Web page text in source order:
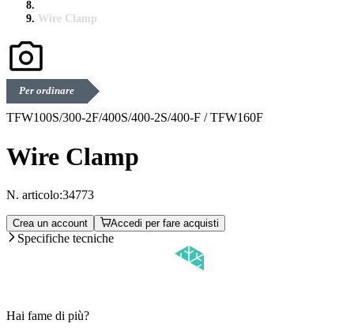
Wire Clamp
Per ordinare
TFW100S/300-2F/400S/400-2S/400-F / TFW160F
Wire Clamp
N. articolo:34773
Crea un account Accedi per fare acquisti
Specifiche tecniche
Hai fame di più?